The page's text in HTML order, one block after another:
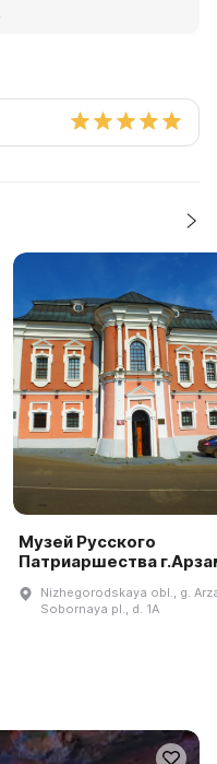
Музей Русского
Патриаршества
Nizhegorodskaya obl., g.
Sobornaya pl., d. 1A